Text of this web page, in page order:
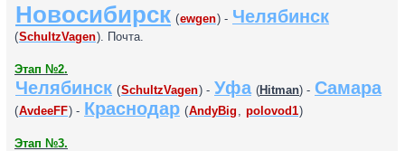
Новосибирск (ewgen) - Челябинск
(SchultzVagen). Почта.
Этап №2.
Челябинск (SchultzVagen) - Уфа (Hitman) - Самара
(AvdeeFF) - Краснодар (AndyBig , polovod1)
Этап №3.